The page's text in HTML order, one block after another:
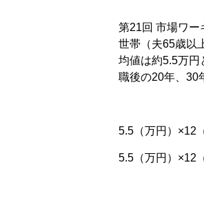
第21回 市場ワー
世帯（夫65歳以
均値は約5.5万円
職後の20年、30
5.5（万円）×12
5.5（万円）×12